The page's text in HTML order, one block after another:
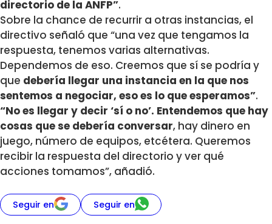
directorio de la ANFP”.
Sobre la chance de recurrir a otras instancias, el
directivo señaló que “una vez que tengamos la
respuesta, tenemos varias alternativas.
Dependemos de eso. Creemos que sí se podría y
que debería llegar una instancia en la que nos
sentemos a negociar, eso es lo que esperamos”.
“No es llegar y decir ‘sí o no’. Entendemos que hay
cosas que se debería conversar, hay dinero en
juego, número de equipos, etcétera. Queremos
recibir la respuesta del directorio y ver qué
acciones tomamos”, añadió.
Seguir en Seguir en